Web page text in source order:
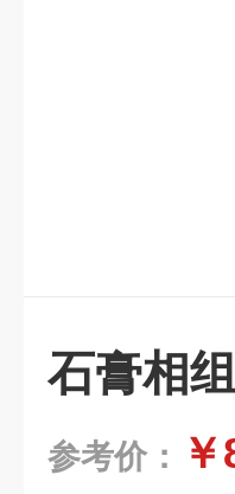
石膏相
参考价：